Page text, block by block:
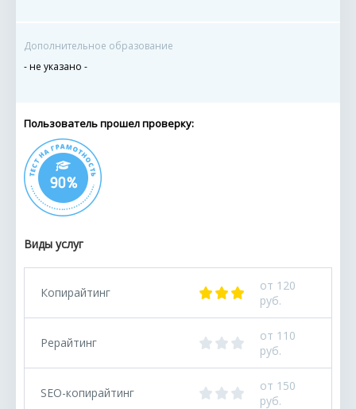
Дополнительное образование
- не указано -
Пользователь прошел проверку:
Виды услуг
Копирайтинг
от 120
руб.
Рерайтинг
от 110
руб.
SEO-копирайтинг
от 150
руб.